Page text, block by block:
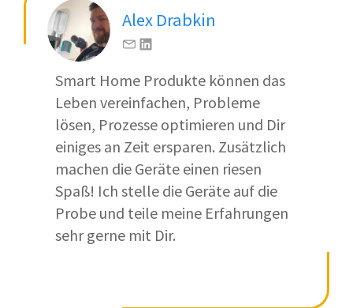
Alex Drabkin
Smart Home Produkte können das
Leben vereinfachen, Probleme
lösen, Prozesse optimieren und Dir
einiges an Zeit ersparen. Zusätzlich
machen die Geräte einen riesen
Spaß! Ich stelle die Geräte auf die
Probe und teile meine Erfahrungen
sehr gerne mit Dir.